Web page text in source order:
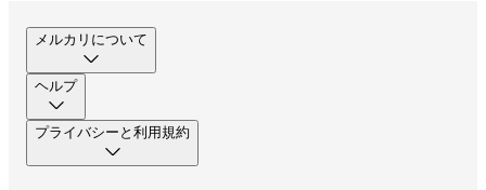
メルカリについて
ヘルプ
プライバシーと利用規約